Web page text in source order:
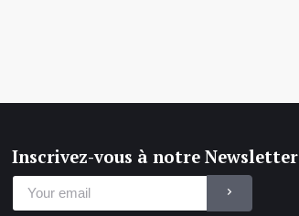
Inscrivez-vous à notre Newsletter